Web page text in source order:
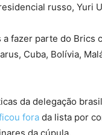
russo, Yuri
fazer parte do Brics
Cuba, Bolívia,
da delegação
fora da lista por